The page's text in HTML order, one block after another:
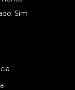
Sim